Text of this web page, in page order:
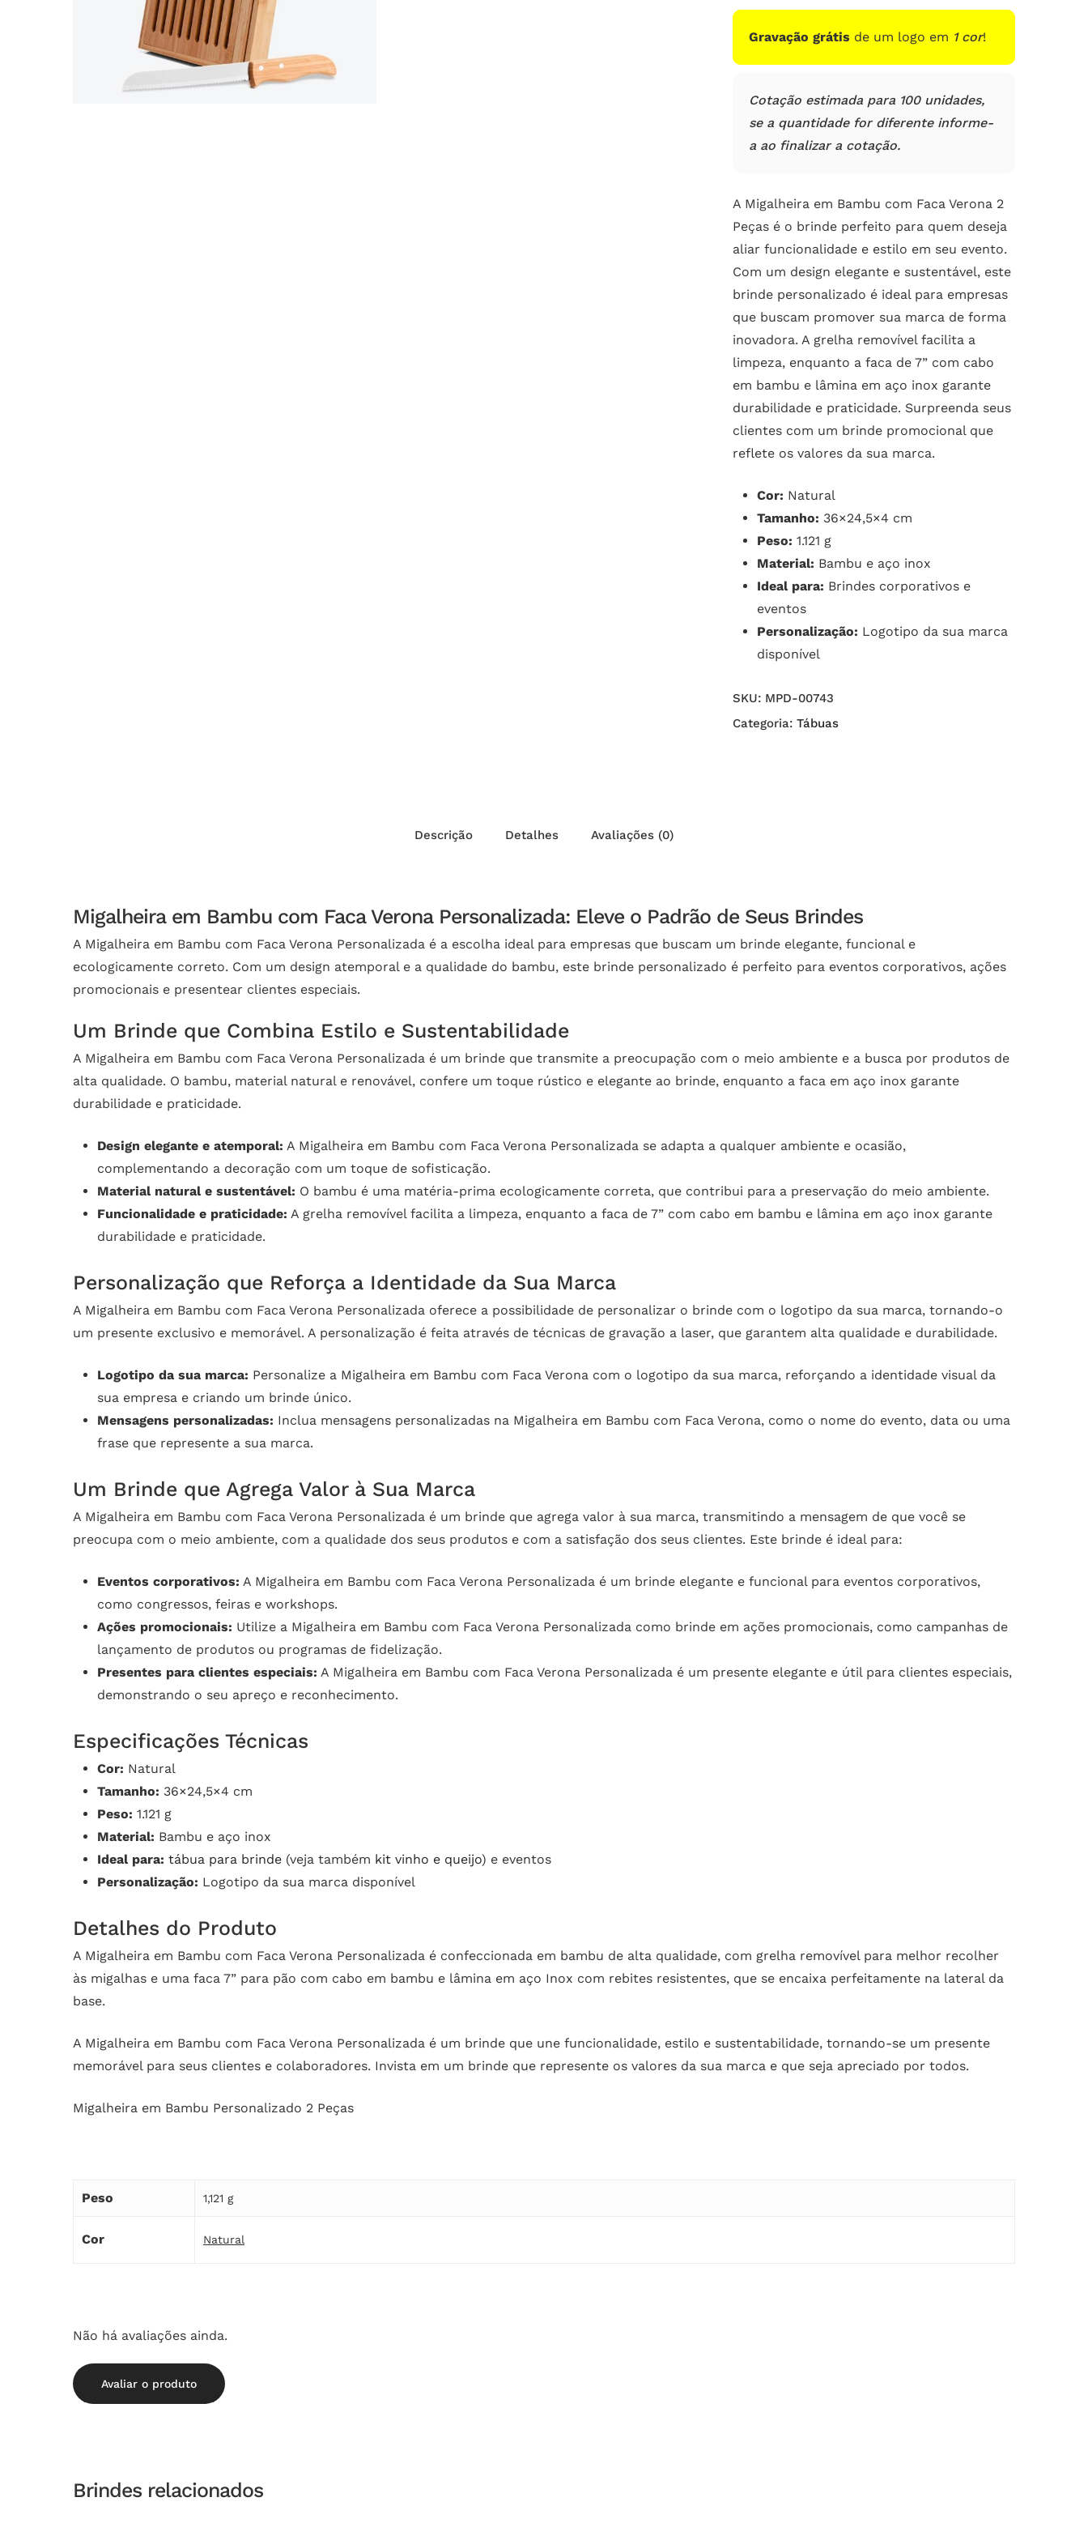
Gravação grátis de um logo em 1 cor!
Cotação estimada para 100 unidades,
se a quantidade for diferente informe-
a ao finalizar a cotação.
A Migalheira em Bambu com Faca Verona 2
Peças é o brinde perfeito para quem deseja
aliar funcionalidade e estilo em seu evento.
Com um design elegante e sustentável, este
brinde personalizado é ideal para empresas
que buscam promover sua marca de forma
inovadora. A grelha removível facilita a
limpeza, enquanto a faca de 7” com cabo
em bambu e lâmina em aço inox garante
durabilidade e praticidade. Surpreenda seus
clientes com um brinde promocional que
reflete os valores da sua marca.
Cor: Natural
Tamanho: 36×24,5×4 cm
Peso: 1.121 g
Material: Bambu e aço inox
Ideal para: Brindes corporativos e
eventos
Personalização: Logotipo da sua marca
disponível
SKU: MPD-00743
Categoria: Tábuas
Descrição Detalhes Avaliações (0)
Migalheira em Bambu com Faca Verona Personalizada: Eleve o Padrão de Seus Brindes
A Migalheira em Bambu com Faca Verona Personalizada é a escolha ideal para empresas que buscam um brinde elegante, funcional e
ecologicamente correto. Com um design atemporal e a qualidade do bambu, este brinde personalizado é perfeito para eventos corporativos, ações
promocionais e presentear clientes especiais.
Um Brinde que Combina Estilo e Sustentabilidade
A Migalheira em Bambu com Faca Verona Personalizada é um brinde que transmite a preocupação com o meio ambiente e a busca por produtos de
alta qualidade. O bambu, material natural e renovável, confere um toque rústico e elegante ao brinde, enquanto a faca em aço inox garante
durabilidade e praticidade.
Design elegante e atemporal: A Migalheira em Bambu com Faca Verona Personalizada se adapta a qualquer ambiente e ocasião,
complementando a decoração com um toque de sofisticação.
Material natural e sustentável: O bambu é uma matéria-prima ecologicamente correta, que contribui para a preservação do meio ambiente.
Funcionalidade e praticidade: A grelha removível facilita a limpeza, enquanto a faca de 7” com cabo em bambu e lâmina em aço inox garante
durabilidade e praticidade.
Personalização que Reforça a Identidade da Sua Marca
A Migalheira em Bambu com Faca Verona Personalizada oferece a possibilidade de personalizar o brinde com o logotipo da sua marca, tornando-o
um presente exclusivo e memorável. A personalização é feita através de técnicas de gravação a laser, que garantem alta qualidade e durabilidade.
Logotipo da sua marca: Personalize a Migalheira em Bambu com Faca Verona com o logotipo da sua marca, reforçando a identidade visual da
sua empresa e criando um brinde único.
Mensagens personalizadas: Inclua mensagens personalizadas na Migalheira em Bambu com Faca Verona, como o nome do evento, data ou uma
frase que represente a sua marca.
Um Brinde que Agrega Valor à Sua Marca
A Migalheira em Bambu com Faca Verona Personalizada é um brinde que agrega valor à sua marca, transmitindo a mensagem de que você se
preocupa com o meio ambiente, com a qualidade dos seus produtos e com a satisfação dos seus clientes. Este brinde é ideal para:
Eventos corporativos: A Migalheira em Bambu com Faca Verona Personalizada é um brinde elegante e funcional para eventos corporativos,
como congressos, feiras e workshops.
Ações promocionais: Utilize a Migalheira em Bambu com Faca Verona Personalizada como brinde em ações promocionais, como campanhas de
lançamento de produtos ou programas de fidelização.
Presentes para clientes especiais: A Migalheira em Bambu com Faca Verona Personalizada é um presente elegante e útil para clientes especiais,
demonstrando o seu apreço e reconhecimento.
Especificações Técnicas
Cor: Natural
Tamanho: 36×24,5×4 cm
Peso: 1.121 g
Material: Bambu e aço inox
Ideal para: tábua para brinde (veja também kit vinho e queijo) e eventos
Personalização: Logotipo da sua marca disponível
Detalhes do Produto
A Migalheira em Bambu com Faca Verona Personalizada é confeccionada em bambu de alta qualidade, com grelha removível para melhor recolher
às migalhas e uma faca 7” para pão com cabo em bambu e lâmina em aço Inox com rebites resistentes, que se encaixa perfeitamente na lateral da
base.
A Migalheira em Bambu com Faca Verona Personalizada é um brinde que une funcionalidade, estilo e sustentabilidade, tornando-se um presente
memorável para seus clientes e colaboradores. Invista em um brinde que represente os valores da sua marca e que seja apreciado por todos.
Migalheira em Bambu Personalizado 2 Peças
Peso 1,121 g
Cor Natural
Não há avaliações ainda.
Avaliar o produto
Brindes relacionados